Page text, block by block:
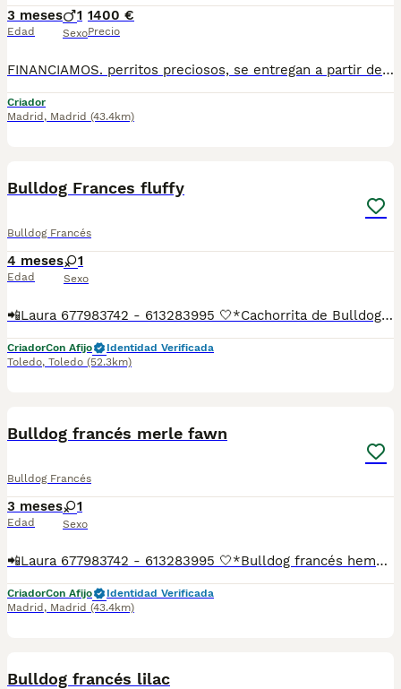
3 meses
Edad
1
Sexo
1400 €
Precio
FINANCIAMOS. perritos preciosos, se entregan a partir de 2 meses y medio de edad, con mínimo 2 vacunas y 2 desparasitaciones. Se entregan con garantía vírica y genética. Con el microchip, su cartilla oficial, contrato de compra y factura. Compra responsablemente en un criador especializado, oficial y homologado con núcleo zoológico. Llámanos para más información. Los precios varían en función de la raza, edad, color y línea del cachorros
Criador
Madrid , Madrid (43.4km)
Bulldog Frances fluffy
Bulldog Francés
4 meses
Edad
1
Sexo
📲Laura 677983742 - 613283995 🤍*Cachorrita de Bulldog Frances Fluffy portadora de lilac *🤍 ¿Buscas un nuevo compañero para tu hogar? ❤️ Tenemos preciosos cachorros listos para encontrar una familia responsable. ✅ Vacunados ✅ Desparasitados ✅ Cartilla sanitaria ✅ Garantías incluidas ✅ Máxima atención y cuidado Se hacen envíos a toda España: Andalucía: Almería, Cádiz, Córdoba, Granada, Huelva, Jaén, Málaga, Sevilla.Aragón: Huesca, Teruel, Zaragoza.Asturias: Oviedo.Baleares: Palma.Canarias: Las Palmas de Gran Canaria, Santa Cruz de Tenerife.Cantabria: Santander.Castilla-La Mancha: Albacete, Ciudad Real, Cuenca, Guadalajara, Toledo.Castilla y León: Ávila, Burgos, León, Palencia, Salamanca, Segovia, Soria, Valladolid, Zamora.Cataluña: Barcelona, Gerona (Girona), Lérida (Lleida), Tarragona.Comunidad Valenciana: Alicante, Castellón de la Plana, Valencia.Extremadura: Badajoz, Cáceres.Galicia: La Coruña (A Coruña), Lugo, Orense (Ourense), Pontevedra.La Rioja: Logroño.Madrid: Madrid.Murcia: Murcia.Navarra: Pamplona.País Vasco: Bilbao (Vizcaya), San Sebastián (Guipúzcoa), Vitoria (Álava). 🐾 Cachorros sanos, sociables y criados con mucho cariño. 📲 ¡Pregunta sin compromiso por disponibilidad, fotos y precios por mensaje privado!
CriadorCon Afijo
Identidad Verificada
Toledo, Toledo (52.3km)
Bulldog francés merle fawn
Bulldog Francés
3 meses
Edad
1
Sexo
📲Laura 677983742 - 613283995 🤍*Bulldog francés hembra merle fawn*🤍 ¿Buscas un nuevo compañero para tu hogar? ❤️ Tenemos preciosos cachorros listos para encontrar una familia responsable. ✅ Vacunados ✅ Desparasitados ✅ Cartilla sanitaria ✅ Garantías incluidas ✅ Máxima atención y cuidado Se hacen envíos a todo el país: Andalucía: Almería, Cádiz, Córdoba, Granada, Huelva, Jaén, Málaga, Sevilla.Aragón: Huesca, Teruel, Zaragoza.Asturias: Oviedo.Baleares: Palma.Canarias: Las Palmas de Gran Canaria, Santa Cruz de Tenerife.Cantabria: Santander.Castilla-La Mancha: Albacete, Ciudad Real, Cuenca, Guadalajara, Toledo.Castilla y León: Ávila, Burgos, León, Palencia, Salamanca, Segovia, Soria, Valladolid, Zamora.Cataluña: Barcelona, Gerona (Girona), Lérida (Lleida), Tarragona.Comunidad Valenciana: Alicante, Castellón de la Plana, Valencia.Extremadura: Badajoz, Cáceres.Galicia: La Coruña (A Coruña), Lugo, Orense (Ourense), Pontevedra.La Rioja: Logroño.Madrid: Madrid.Murcia: Murcia.Navarra: Pamplona.País Vasco: Bilbao (Vizcaya), San Sebastián (Guipúzcoa), Vitoria (Álava). 🐾 Cachorros sanos, sociables y criados con mucho cariño. 📲 ¡Pregunta sin compromiso por disponibilidad, fotos y precios por mensaje privado!
CriadorCon Afijo
Identidad Verificada
Madrid , Madrid (43.4km)
Bulldog francés lilac